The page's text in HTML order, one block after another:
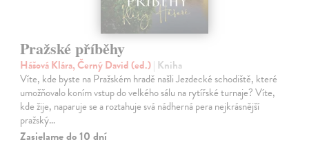
Pražské příběhy
Hášová Klára, Černý David (ed.)| Kniha
Víte, kde byste na Pražském hradě našli Jezdecké schodiště, které
umožňovalo koním vstup do velkého sálu na rytířské turnaje? Víte,
kde žije, naparuje se a roztahuje svá nádherná pera nejkrásnější
pražský…
Zasielame do 10 dní